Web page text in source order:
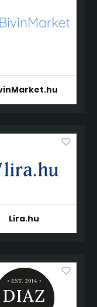
Lira.hu